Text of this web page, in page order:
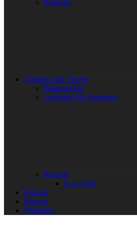
Rennrad
Training und Touren
Bikepacking
Leitfaden für Einsteiger
Rezepte
Low Carb
Podcast
Rennen
#Themen